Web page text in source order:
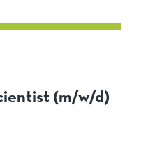
(m/w/d)